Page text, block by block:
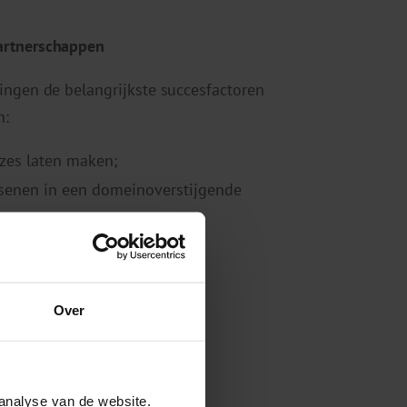
Over
van de website.
de belangrijkste succesfactoren
laten maken;
in een domeinoverstijgende